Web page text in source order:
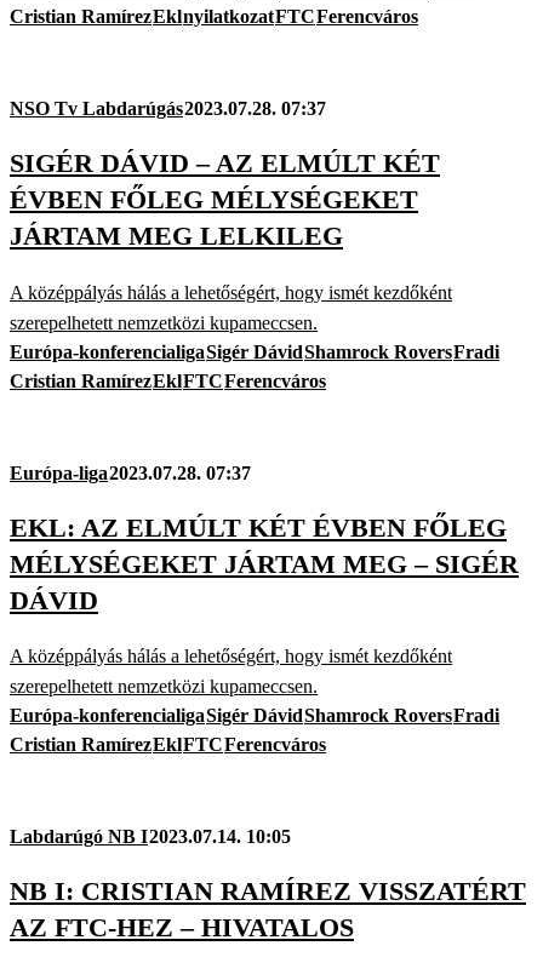
Cristian RamírezEklnyilatkozatFTCFerencváros
NSO Tv Labdarúgás2023.07.28. 07:37
SIGÉR DÁVID – AZ ELMÚLT KÉT
ÉVBEN FŐLEG MÉLYSÉGEKET
JÁRTAM MEG LELKILEG
A középpályás hálás a lehetőségért, hogy ismét kezdőként
szerepelhetett nemzetközi kupameccsen.
Európa-konferencialigaSigér DávidShamrock RoversFradi
Cristian RamírezEklFTCFerencváros
Európa-liga2023.07.28. 07:37
EKL: AZ ELMÚLT KÉT ÉVBEN FŐLEG
MÉLYSÉGEKET JÁRTAM MEG – SIGÉR
DÁVID
A középpályás hálás a lehetőségért, hogy ismét kezdőként
szerepelhetett nemzetközi kupameccsen.
Európa-konferencialigaSigér DávidShamrock RoversFradi
Cristian RamírezEklFTCFerencváros
Labdarúgó NB I2023.07.14. 10:05
NB I: CRISTIAN RAMÍREZ VISSZATÉRT
AZ FTC-HEZ – HIVATALOS